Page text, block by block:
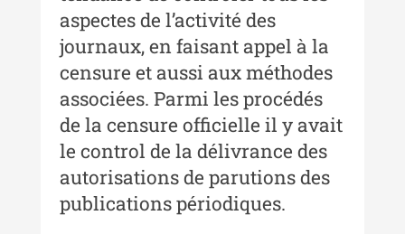
Anuarul Muzeului Etnografic al
Moldovei - XX / 2020
Indexul Complet
Buletinul Muzeului Științei și
Tehnicii ”Ștefan Procopiu”
Buletinul Muzeului Științei și
Tehnicii ”Ștefan Procopiu” - An
XV / Nr. 15 / 2021
aspectes de l’activité des
journaux, en faisant appel à la
censure et aussi aux méthodes
associées. Parmi les procédés
de la censure officielle il y avait
le control de la délivrance des
autorisations de parutions des
publications périodiques.